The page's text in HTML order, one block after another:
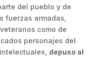
del pueblo y de
fuerzas armadas,
como de
personajes del
depuso al